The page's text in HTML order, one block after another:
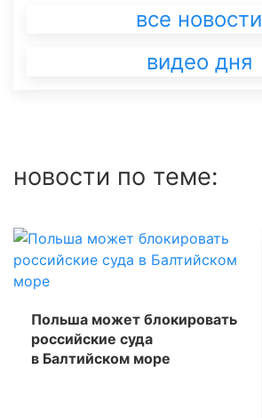
все новости
видео дня
новости по теме:
Польша может блокировать
российские суда
в Балтийском море